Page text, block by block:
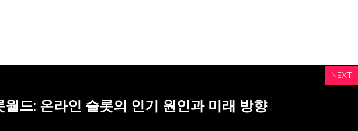
NEXT
월드: 온라인 슬롯의 인기 원인과 미래 방향